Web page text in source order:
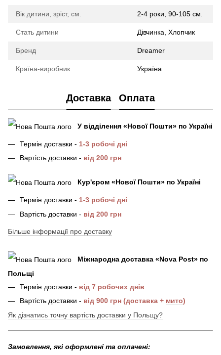
Вік дитини, зріст, см. 2-4 роки, 90-105 см.
Стать дитини Дівчинка, Хлопчик
Бренд Dreamer
Країна-виробник Україна
Доставка Оплата
У відділення «Нової Пошти» по Україні
Термін доставки - 1-3 робочі дні
Вартість доставки - від 200 грн
Кур'єром «Нової Пошти» по Україні
Термін доставки - 1-3 робочі дні
Вартість доставки - від 200 грн
Більше інформації про доставку
Міжнародна доставка «Nova Post» по
Польщі
Термін доставки - від 7 робочих днів
Вартість доставки - від 900 грн (доставка + мито)
Як дізнатись точну вартість доставки у Польщу?
Замовлення, які оформлені та оплачені: